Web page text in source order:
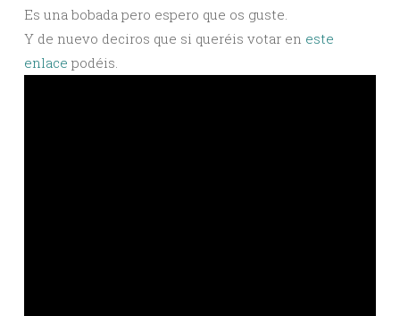
Es una bobada pero espero que os guste.
Y de nuevo deciros que si queréis votar en este
enlace podéis.